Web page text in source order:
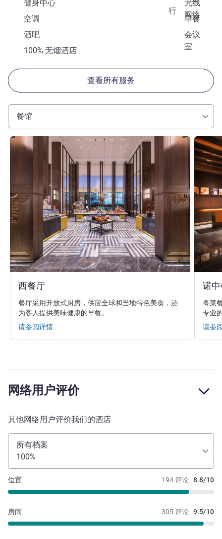
行
健身中心
无线
网络
空调
早餐
酒吧
会议
室
100% 无烟酒店
查看所有服务
餐馆
西餐厅
请参阅详情
餐厅采用开放式厨房，供应全球和当地特色美食，还
为客人提供美味健康的早餐。
请参阅详情
诺
请参阅
粤菜
专业
请参
网络用户评价
其他网络用户评价我们的酒店
所有档案
100%
194 评论 8.8/10
位置
305 评论 9.5/10
房间